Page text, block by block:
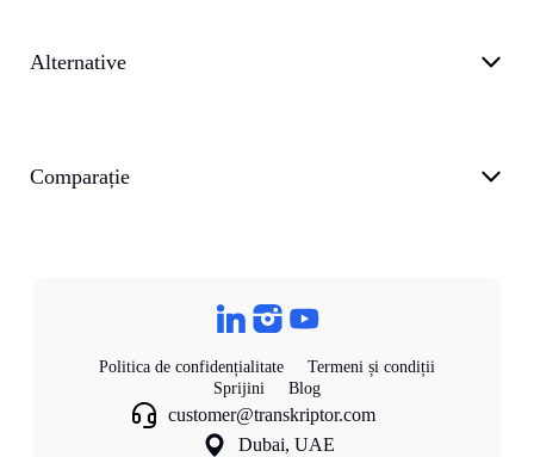
Alternative
Comparație
Politica de confidențialitate
Termeni și condiții
Sprijini
Blog
customer@transkriptor.com
Dubai, UAE